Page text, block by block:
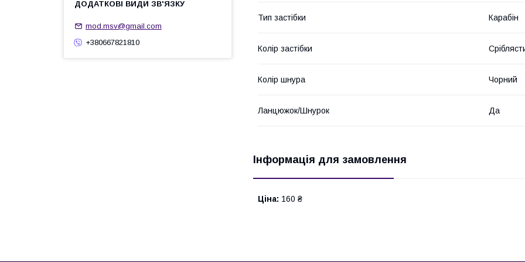
Тип застібки Карабін
Колір застібки
Колір шнура Чорний
Ланцюжок/Шнурок Да
Інформація для замовлення
Ціна: 160 ₴
mod.msv@gmail.com
+380667821810